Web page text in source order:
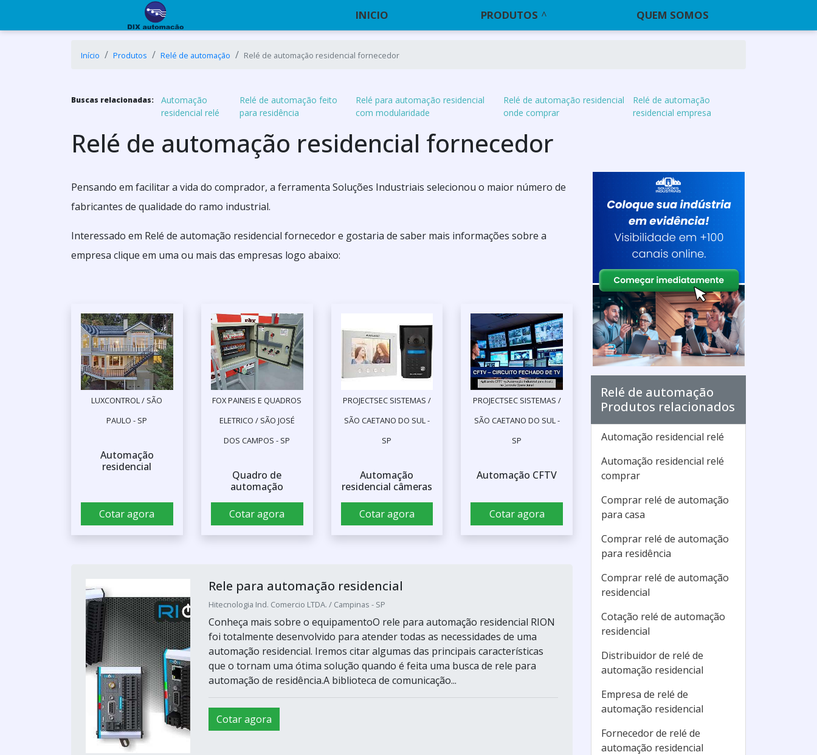
INICIO PRODUTOS QUEM SOMOS
Início Produtos Relé de automação Relé de automação residencial fornecedor
Buscas relacionadas:
Automação
residencial relé
Relé de automação feito
para residência
Relé para automação residencial
com modularidade
Relé de automação residencial
onde comprar
Relé de automação
residencial empresa
Relé de automação residencial fornecedor
Pensando em facilitar a vida do comprador, a ferramenta Soluções Industriais selecionou o maior número de
fabricantes de qualidade do ramo industrial.
Interessado em Relé de automação residencial fornecedor e gostaria de saber mais informações sobre a
empresa clique em uma ou mais das empresas logo abaixo:
LUXCONTROL / SÃO
PAULO - SP
Automação
residencial
Cotar agora
FOX PAINEIS E QUADROS
ELETRICO / SÃO JOSÉ
DOS CAMPOS - SP
Quadro de
automação
Cotar agora
PROJECTSEC SISTEMAS /
SÃO CAETANO DO SUL -
SP
Automação
residencial câmeras
Cotar agora
PROJECTSEC SISTEMAS /
SÃO CAETANO DO SUL -
SP
Automação CFTV
Cotar agora
Rele para automação residencial
Hitecnologia Ind. Comercio LTDA. / Campinas - SP
Conheça mais sobre o equipamentoO rele para automação residencial RION
foi totalmente desenvolvido para atender todas as necessidades de uma
automação residencial. Iremos citar algumas das principais características
que o tornam uma ótima solução quando é feita uma busca de rele para
automação de residência.A biblioteca de comunicação...
Cotar agora
Relé de automação
Produtos relacionados
Automação residencial relé
Automação residencial relé
comprar
Comprar relé de automação
para casa
Comprar relé de automação
para residência
Comprar relé de automação
residencial
Cotação relé de automação
residencial
Distribuidor de relé de
automação residencial
Empresa de relé de
automação residencial
Fornecedor de relé de
automação residencial